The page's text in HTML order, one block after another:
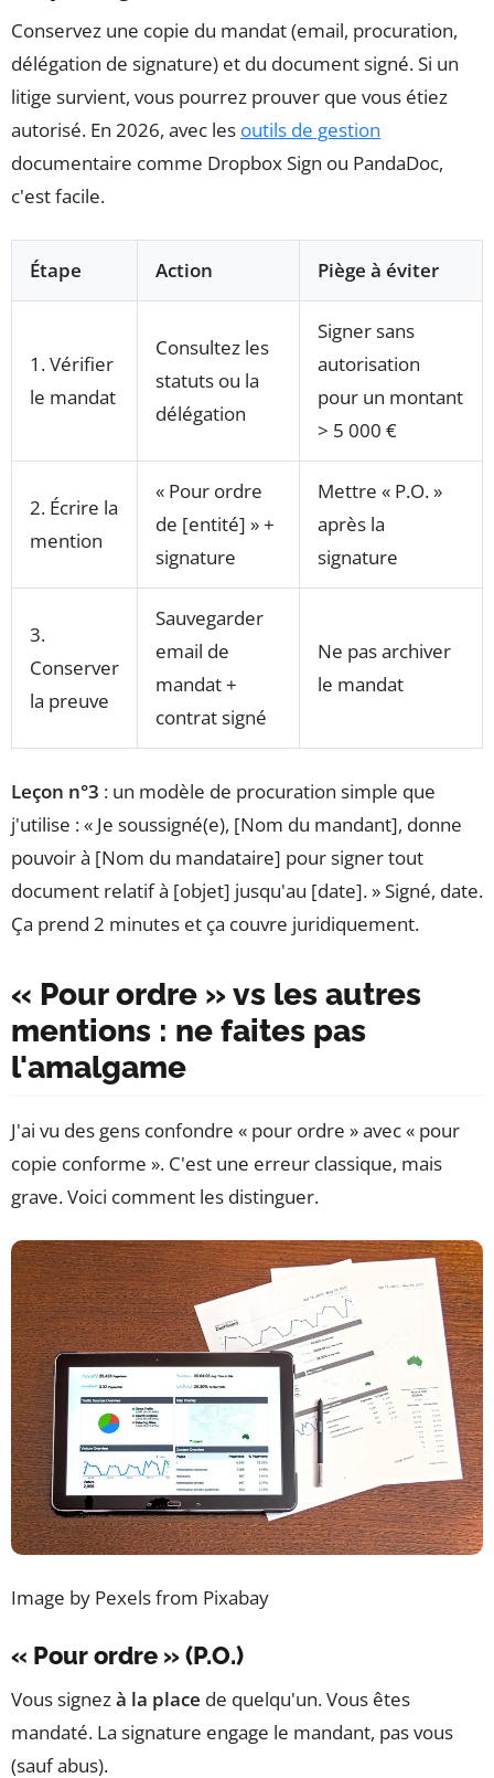
Conservez une copie du mandat (email, procuration,
délégation de signature) et du document signé. Si un
litige survient, vous pourrez prouver que vous étiez
autorisé. En 2026, avec les outils de gestion
documentaire comme Dropbox Sign ou PandaDoc,
c'est facile.
Étape Action Piège à éviter
1. Vérifier
le mandat
Consultez les
statuts ou la
délégation
Signer sans
autorisation
pour un montant
> 5 000 €
2. Écrire la
mention
« Pour ordre
de [entité] » +
signature
Mettre « P.O. »
après la
signature
3.
Conserver
la preuve
Sauvegarder
email de
mandat +
contrat signé
Ne pas archiver
le mandat
Leçon n°3 : un modèle de procuration simple que
j'utilise : « Je soussigné(e), [Nom du mandant], donne
pouvoir à [Nom du mandataire] pour signer tout
document relatif à [objet] jusqu'au [date]. » Signé, date.
Ça prend 2 minutes et ça couvre juridiquement.
« Pour ordre » vs les autres
mentions : ne faites pas
l'amalgame
J'ai vu des gens confondre « pour ordre » avec « pour
copie conforme ». C'est une erreur classique, mais
grave. Voici comment les distinguer.
Image by Pexels from Pixabay
« Pour ordre » (P.O.)
Vous signezà la place de quelqu'un. Vous êtes
mandaté. La signature engage le mandant, pas vous
(sauf abus).